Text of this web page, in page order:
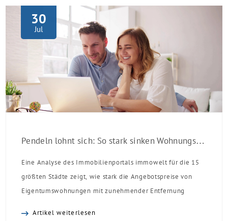
Einzelmaßnahmen […]
30
Jul
Pendeln lohnt sich: So stark sinken Wohnungspreise im Umland
Eine Analyse des Immobilienportals immowelt für die 15
größten Städte zeigt, wie stark die Angebotspreise von
Eigentumswohnungen mit zunehmender Entfernung
Artikel weiterlesen